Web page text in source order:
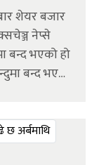
शेयर बजार
नेप्से
बन्द भएको हो
बन्द भएको